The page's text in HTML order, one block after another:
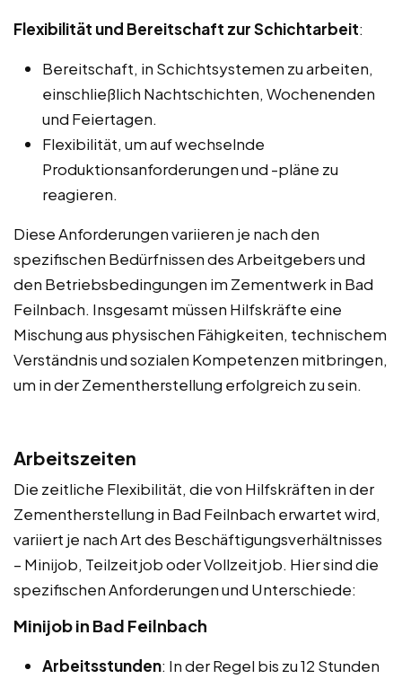
Flexibilität und Bereitschaft zur Schichtarbeit:
Bereitschaft, in Schichtsystemen zu arbeiten,
einschließlich Nachtschichten, Wochenenden
und Feiertagen.
Flexibilität, um auf wechselnde
Produktionsanforderungen und -pläne zu
reagieren.
Diese Anforderungen variieren je nach den
spezifischen Bedürfnissen des Arbeitgebers und
den Betriebsbedingungen im Zementwerk in Bad
Feilnbach. Insgesamt müssen Hilfskräfte eine
Mischung aus physischen Fähigkeiten, technischem
Verständnis und sozialen Kompetenzen mitbringen,
um in der Zementherstellung erfolgreich zu sein.
Arbeitszeiten
Die zeitliche Flexibilität, die von Hilfskräften in der
Zementherstellung in Bad Feilnbach erwartet wird,
variiert je nach Art des Beschäftigungsverhältnisses
– Minijob, Teilzeitjob oder Vollzeitjob. Hier sind die
spezifischen Anforderungen und Unterschiede:
Minijob in Bad Feilnbach
Arbeitsstunden: In der Regel bis zu 12 Stunden